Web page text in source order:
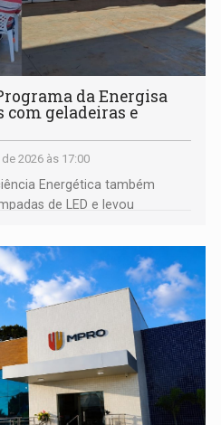
da Energisa
geladeiras e
2026 às 17:00
Energética também
de LED e levou